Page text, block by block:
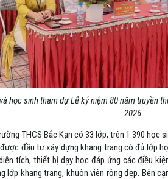
học sinh tham dự Lễ kỷ niệm 80 năm truyền
2026.
THCS Bắc Kạn có 33 lớp, trên1.390 học
đầu tư xây dựng khang trang có đủ lớp
tích, thiết bị dạy họcđáp ứng các điều
lớp khang trang, khuôn viên rộng đẹp. Bên